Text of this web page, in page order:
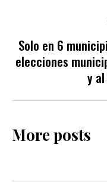
Solo en 6
elecciones
y
More posts